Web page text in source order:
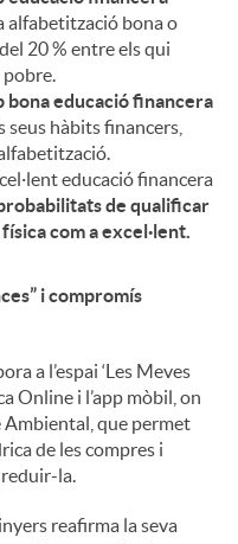
alfabetització bona o
20 % entre els qui
bona educació financera
hàbits financers,
educació financera
de qualificar
com a excel·lent.
i compromís
a l’espai ‘Les Meves
Online i l’app mòbil, on
Ambiental, que permet
de les compres i
la.
reafirma la seva